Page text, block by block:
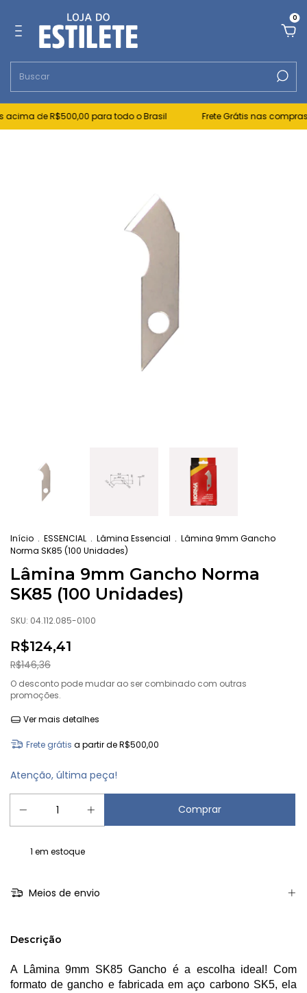
0
de R$500,00 para todo o Brasil Frete Grátis nas
Início . ESSENCIAL . Lâmina Essencial . Lâmina 9mm Gancho
Norma SK85 (100 Unidades)
Lâmina 9mm Gancho Norma
SK85 (100 Unidades)
SKU: 04.112.085-0100
R$124,41
R$146,36
O desconto pode mudar ao ser combinado com outras
promoções.
Ver mais detalhes
Frete grátis a partir deR$500,00
Atenção, última peça!
1 em estoque
Meios de envio
Descrição
A Lâmina 9mm SK85 Gancho é a escolha ideal! Com
formato de gancho e fabricada em aço carbono SK5, ela